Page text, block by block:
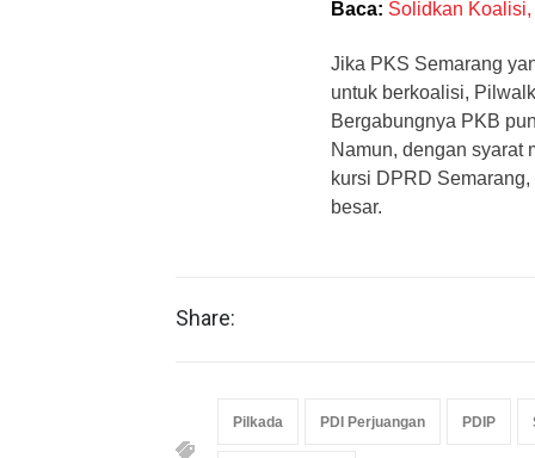
Baca: Solidkan
Jika PKS Semarang
untuk berkoalisi,
Bergabungnya PKB
Namun, dengan syarat
kursi DPRD
besar.
Share:
Pilkada PDI Perjuangan PDIP